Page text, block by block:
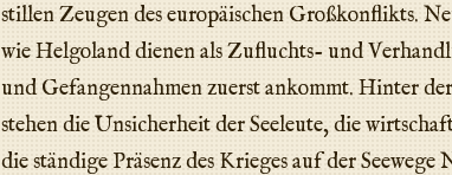
stillen Zeugen des europäischen Großkonflikts.
wie Helgoland dienen als Zufluchts- und
und Gefangennahmen zuerst ankommt. Hinter
stehen die Unsicherheit der Seeleute, die
die ständige Präsenz des Krieges auf der Seewege